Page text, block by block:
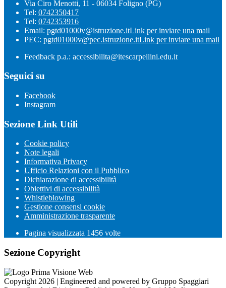
Via Ciro Menotti, 11 - 06034 Foligno (PG)
Tel: 0742350417
Tel: 0742353916
Email: pgtd01000v@istruzione.itLink per inviare una mail
PEC: pgtd01000v@pec.istruzione.itLink per inviare una mail
Feedback p.a.: accessibilita@itescarpellini.edu.it
Seguici su
Facebook
Instagram
Sezione Link Utili
Cookie policy
Note legali
Informativa Privacy
Ufficio Relazioni con il Pubblico
Dichiarazione di accessibilità
Obiettivi di accessibilità
Whistleblowing
Gestione consensi cookie
Amministrazione trasparente
Pagina visualizzata 1456 volte
Sezione Copyright
Copyright 2026 | Engineered and powered by Gruppo Spaggiari